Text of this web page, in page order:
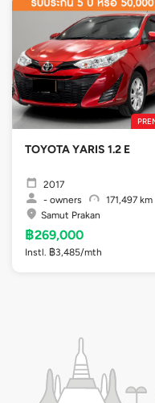
TOYOTA YARIS 1.2 E
2017
- owners
171,497 km
Samut Prakan
฿269,000
Instl. ฿3,485/mth